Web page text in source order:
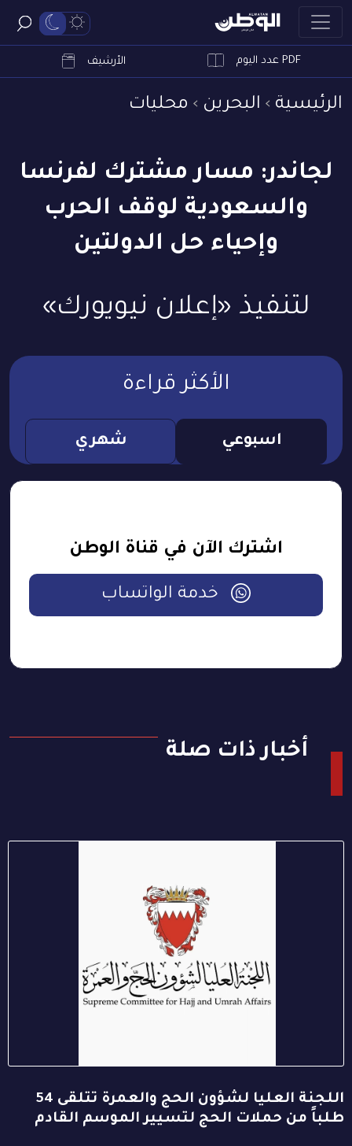
PDF عدد اليوم الأرشيف
الرئيسية البحرين محليات
لجاندر: مسار مشترك لفرنسا
والسعودية لوقف الحرب
وإحياء حل الدولتين
لتنفيذ «إعلان نيويورك»
الأكثر قراءة
اسبوعي شهري
اشترك الآن في قناة الوطن
خدمة الواتساب
أخبار ذات صلة
اللجنة العليا لشؤون الحج والعمرة تتلقى 54
طلباً من حملات الحج لتسيير الموسم القادم